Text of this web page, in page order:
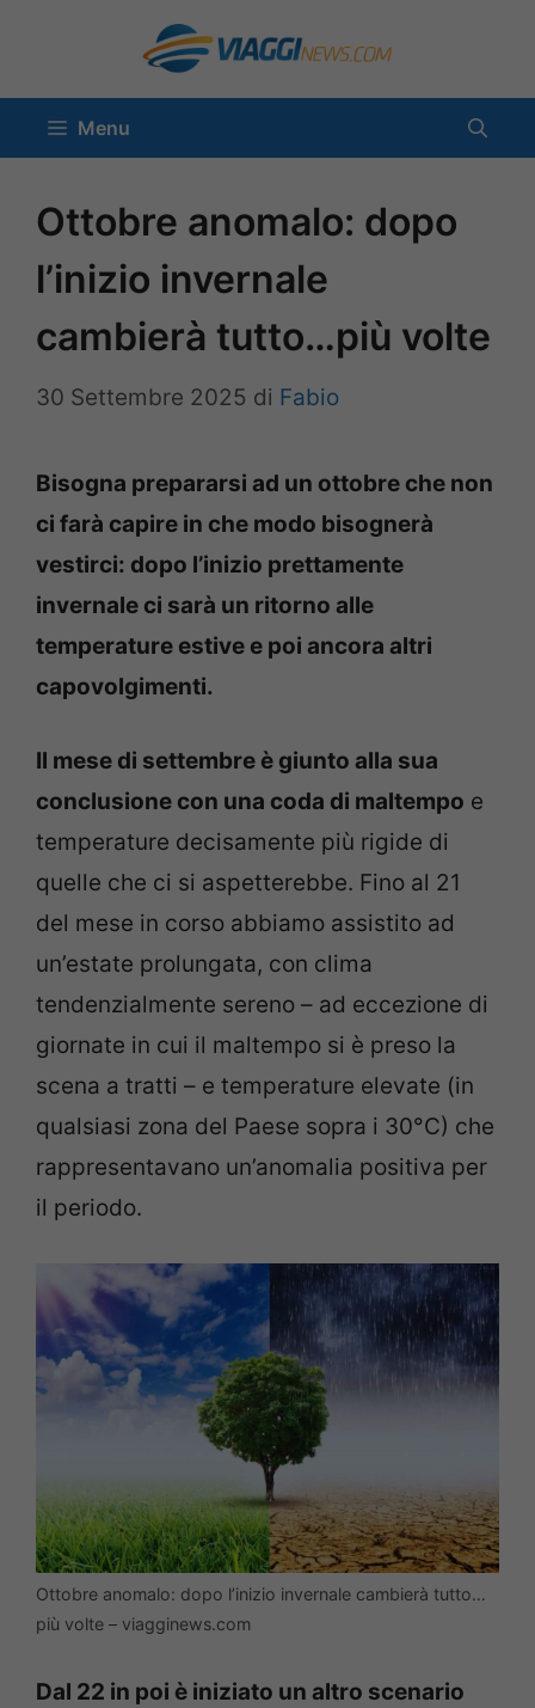
contenuto
Menu
Ottobre anomalo: dopo
l’inizio invernale
cambierà tutto…più volte
30 Settembre 2025 di Fabio
Bisogna prepararsi ad un ottobre che non
ci farà capire in che modo bisognerà
vestirci: dopo l’inizio prettamente
invernale ci sarà un ritorno alle
temperature estive e poi ancora altri
capovolgimenti.
Il mese di settembre è giunto alla sua
conclusione con una coda di maltempo e
temperature decisamente più rigide di
quelle che ci si aspetterebbe. Fino al 21
del mese in corso abbiamo assistito ad
un’estate prolungata, con clima
tendenzialmente sereno – ad eccezione di
giornate in cui il maltempo si è preso la
scena a tratti – e temperature elevate (in
qualsiasi zona del Paese sopra i 30°C) che
rappresentavano un’anomalia positiva per
il periodo.
Ottobre anomalo: dopo l’inizio invernale cambierà tutto…
più volte – viagginews.com
Dal 22 in poi è iniziato un altro scenario